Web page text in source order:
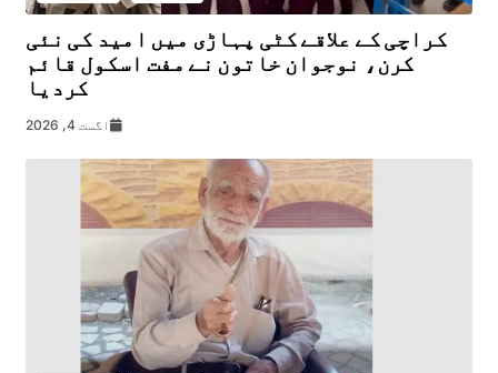
کراچی کے علاقے کٹی پہاڑی میں امید کی نئی
کرن، نوجوان خاتون نے مفت اسکول قائم
کردیا
اگست 4, 2026